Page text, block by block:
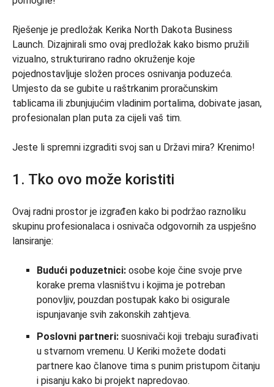
Rješenje je predložak Kerika North Dakota Business
Launch. Dizajnirali smo ovaj predložak kako bismo pružili
vizualno, strukturirano radno okruženje koje
pojednostavljuje složen proces osnivanja poduzeća.
Umjesto da se gubite u raštrkanim proračunskim
tablicama ili zbunjujućim vladinim portalima, dobivate jasan,
profesionalan plan puta za cijeli vaš tim.
Jeste li spremni izgraditi svoj san u Državi mira? Krenimo!
1. Tko ovo može koristiti
Ovaj radni prostor je izgrađen kako bi podržao raznoliku
skupinu profesionalaca i osnivača odgovornih za uspješno
lansiranje:
Budući poduzetnici: osobe koje čine svoje prve
korake prema vlasništvu i kojima je potreban
ponovljiv, pouzdan postupak kako bi osigurale
ispunjavanje svih zakonskih zahtjeva.
Poslovni partneri: suosnivači koji trebaju surađivati
u stvarnom vremenu. U Keriki možete dodati
partnere kao članove tima s punim pristupom čitanju
i pisanju kako bi projekt napredovao.